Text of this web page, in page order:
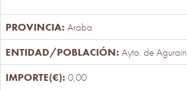
Araba
Ayto. de Agurain
0,00